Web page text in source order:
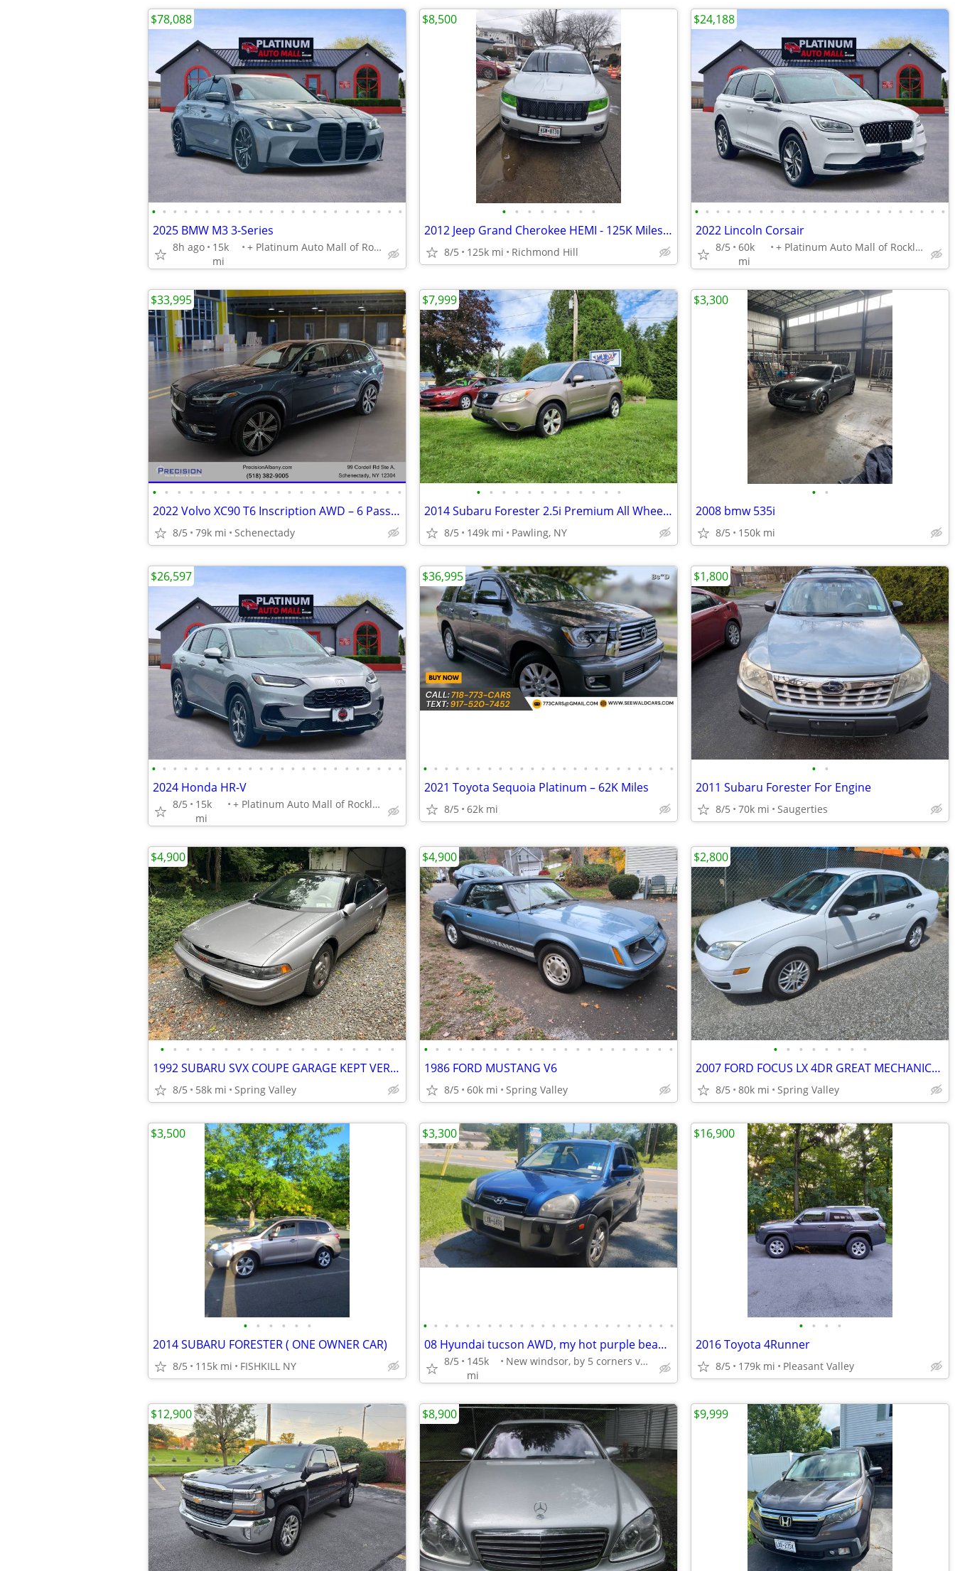
• • • • • • • • • • • • • • • • • • • • • • • •
2025 BMW M3 3-Series
8h ago
15k
mi
+ Platinum Auto Mall of Rockland
$78,088
• • • • • • • •
2012 Jeep Grand Cherokee HEMI - 125K Miles - Clean Title
8/5 125k mi Richmond Hill
$8,500
• • • • • • • • • • • • • • • • • • • • • • • •
2022 Lincoln Corsair
8/5
60k
mi
+ Platinum Auto Mall of Rockland
$24,188
• • • • • • • • • • • • • • • • • • • • •
2022 Volvo XC90 T6 Inscription AWD – 6 Passenger – Loaded
8/5 79k mi Schenectady
$33,995
• • • • • • • • • • • •
2014 Subaru Forester 2.5i Premium All Wheel Drive
8/5 149k mi Pawling, NY
$7,999
• •
2008 bmw 535i
8/5 150k mi
$3,300
• • • • • • • • • • • • • • • • • • • • • • • •
2024 Honda HR-V
8/5
15k
mi
+ Platinum Auto Mall of Rockland
$26,597
• • • • • • • • • • • • • • • • • • • • • • • •
2021 Toyota Sequoia Platinum – 62K Miles
8/5 62k mi
$36,995
• •
2011 Subaru Forester For Engine
8/5 70k mi Saugerties
$1,800
• • • • • • • • • • • • • • • • • • •
1992 SUBARU SVX COUPE GARAGE KEPT VERY UNIQUE
8/5 58k mi Spring Valley
$4,900
• • • • • • • • • • • • • • • • • • • • • •
1986 FORD MUSTANG V6
8/5 60k mi Spring Valley
$4,900
• • • • • • • •
2007 FORD FOCUS LX 4DR GREAT MECHANICAL CONDITION
8/5 80k mi Spring Valley
$2,800
• • • • • •
2014 SUBARU FORESTER ( ONE OWNER CAR)
8/5 115k mi FISHKILL NY
$3,500
• • • • • • • • • • • • • • • • • • • • • • • •
08 Hyundai tucson AWD, my hot purple beauty!
8/5
145k
mi
New windsor, by 5 corners vails gate
$3,300
• • • •
2016 Toyota 4Runner
8/5 179k mi Pleasant Valley
$16,900
$12,900 $8,900 $9,999